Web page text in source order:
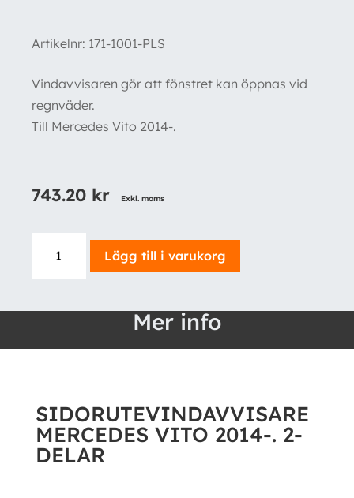
Artikelnr: 171-1001-PLS
Vindavvisaren gör att fönstret kan öppnas vid
regnväder.
Till Mercedes Vito 2014-.
743.20 kr Exkl. moms
SIDORUTEVINDAVVISARE
MERCEDES
DELAR
Lägg till i varukorg
Mer info
SIDORUTEVINDAVVISARE
MERCEDES VITO 2014-. 2-
DELAR